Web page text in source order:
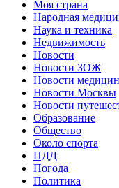
Моя страна
Народная
Наука и техника
Недвижимость
Новости
Новости ЗОЖ
Новости
Новости Москвы
Новости
Образование
Общество
Около спорта
ПДД
Погода
Политика